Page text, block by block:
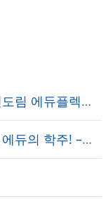
스) – 원장의 기도
플렉스 신도림 학원